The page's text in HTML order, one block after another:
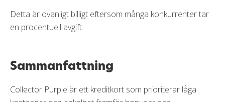
Detta är ovanligt billigt eftersom många konkurrenter tar
en procentuell avgift.
Sammanfattning
Collector Purple är ett kreditkort som prioriterar låga